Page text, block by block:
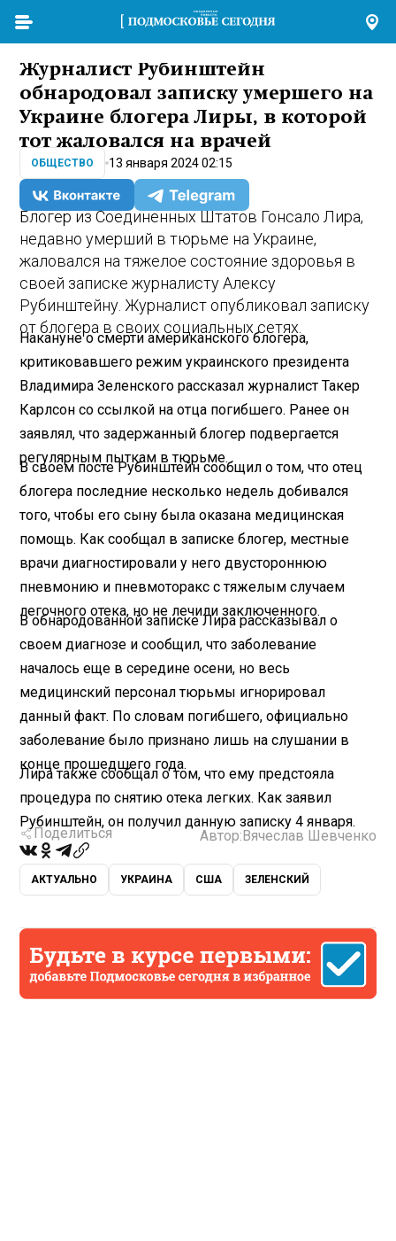
Журналист Рубинштейн
обнародовал записку умершего на
Украине блогера Лиры, в которой
тот жаловался на врачей
ОБЩЕСТВО 13 января 2024 02:15
Блогер из Соединенных Штатов Гонсало Лира,
недавно умерший в тюрьме на Украине,
жаловался на тяжелое состояние здоровья в
своей записке журналисту Алексу
Рубинштейну. Журналист опубликовал записку
от блогера в своих социальных сетях.
Накануне о смерти американского блогера,
критиковавшего режим украинского президента
Владимира Зеленского рассказал журналист Такер
Карлсон со ссылкой на отца погибшего. Ранее он
заявлял, что задержанный блогер подвергается
регулярным пыткам в тюрьме.
В своем посте Рубинштейн сообщил о том, что отец
блогера последние несколько недель добивался
того, чтобы его сыну была оказана медицинская
помощь. Как сообщал в записке блогер, местные
врачи диагностировали у него двустороннюю
пневмонию и пневмоторакс с тяжелым случаем
легочного отека, но не лечили заключенного.
В обнародованной записке Лира рассказывал о
своем диагнозе и сообщил, что заболевание
началось еще в середине осени, но весь
медицинский персонал тюрьмы игнорировал
данный факт. По словам погибшего, официально
заболевание было признано лишь на слушании в
конце прошедшего года.
Лира также сообщал о том, что ему предстояла
процедура по снятию отека легких. Как заявил
Рубинштейн, он получил данную записку 4 января.
Поделиться Автор: Вячеслав Шевченко
АКТУАЛЬНО УКРАИНА США ЗЕЛЕНСКИЙ